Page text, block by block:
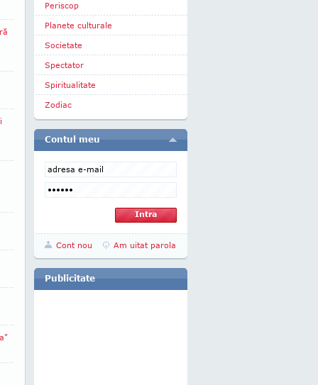
Periscop
Planete culturale
Societate
Spectator
Spiritualitate
Zodiac
Contul meu
Cont nou Am uitat parola
Publicitate